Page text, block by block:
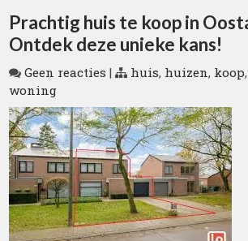
Prachtig huis te koop in
Ontdek deze unieke kans!
Geen reacties | huis, huizen, koop
woning